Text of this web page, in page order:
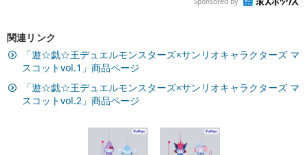
関連リンク
「遊☆戯☆王デュエルモンスターズ×サンリオキャラクターズ マ
スコットvol.1」商品ページ
「遊☆戯☆王デュエルモンスターズ×サンリオキャラクターズ マ
スコットvol.2」商品ページ